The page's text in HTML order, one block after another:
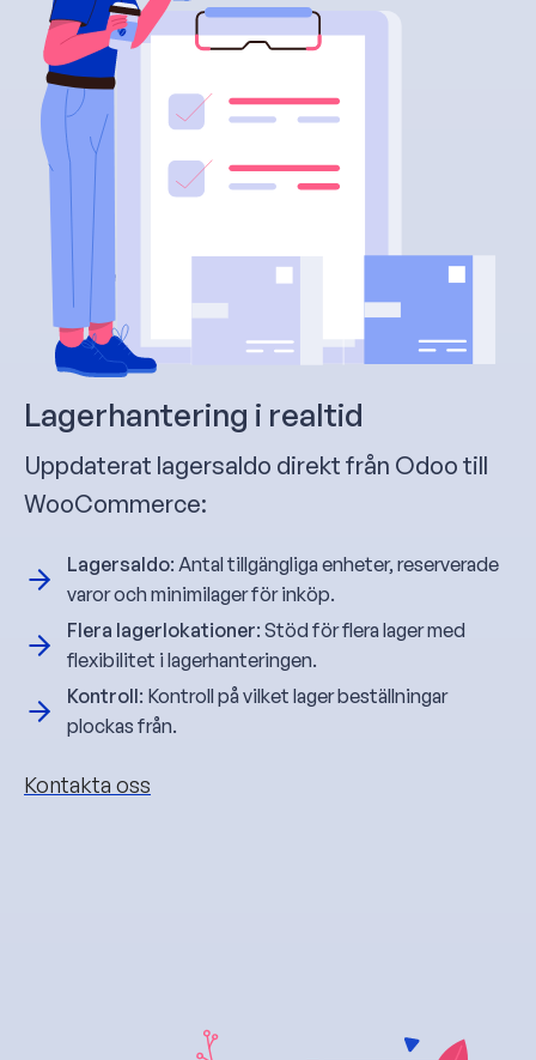
Lagerhantering i realtid
Uppdaterat lagersaldo direkt från Odoo till
WooCommerce:
Lagersaldo: Antal tillgängliga enheter, reserverade
varor och minimilager för inköp.
Flera lagerlokationer: Stöd för flera lager med
flexibilitet i lagerhanteringen.
Kontroll: Kontroll på vilket lager beställningar
plockas från.
Kontakta oss